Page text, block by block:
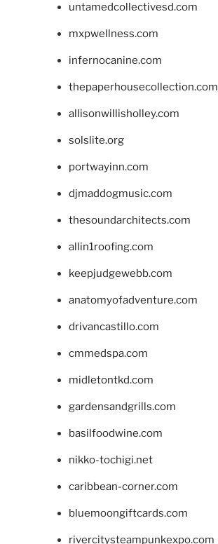
untamedcollectivesd.com
mxpwellness.com
infernocanine.com
thepaperhousecollection.com
allisonwillisholley.com
solslite.org
portwayinn.com
djmaddogmusic.com
thesoundarchitects.com
allin1roofing.com
keepjudgewebb.com
anatomyofadventure.com
drivancastillo.com
cmmedspa.com
midletontkd.com
gardensandgrills.com
basilfoodwine.com
nikko-tochigi.net
caribbean-corner.com
bluemoongiftcards.com
rivercitysteampunkexpo.com